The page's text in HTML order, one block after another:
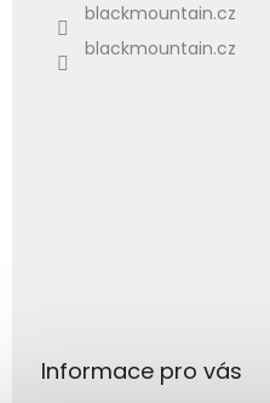
blackmountain.cz
blackmountain.cz
Informace pro vás